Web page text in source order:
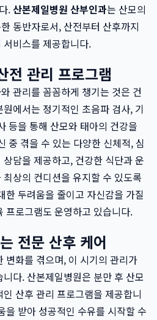
.산본제일병원 산부인과는 산모의
동반자로서, 산전부터 산후까지
비스를 제공합니다.
전 관리 프로그램
관리를 꼼꼼하게 챙기는 것은 건
에서는 정기적인 초음파 검사, 기
등을 통해 산모와 태아의 건강을
중 겪을 수 있는 다양한 신체적, 심
담을 제공하고, 건강한 식단과 운
상의 컨디션을 유지할 수 있도록
한 두려움을 줄이고 자신감을 가질
프로그램도 운영하고 있습니다.
전문 산후 케어
변화를 겪으며, 이 시기의 관리가
다. 산본제일병원은 분만 후 산모
산후 관리 프로그램을 제공합니
을 받아 성공적인 수유를 시작할 수